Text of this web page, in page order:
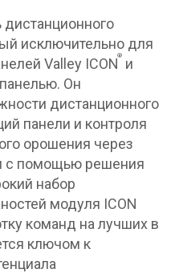
исключительно для
Valley ICON® и
Он
дистанционного
панели и контроля
орошения через
с помощью решения
набор
модуля ICON
команд на лучших в
ключом к